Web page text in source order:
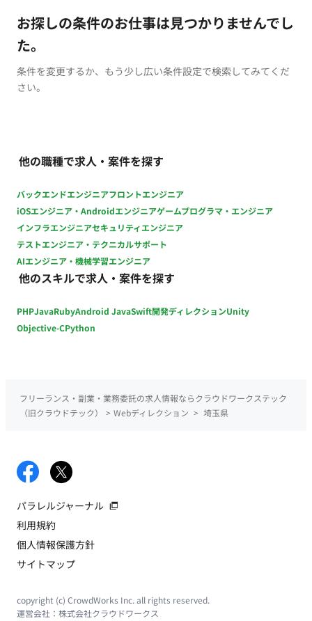
お探しの条件のお仕事は見つかりませんでし
た。
条件を変更するか、もう少し広い条件設定で検索してみてくだ
さい。
他の職種で求人・案件を探す
バックエンドエンジニアフロントエンジニア
iOSエンジニア・Androidエンジニアゲームプログラマ・エンジニア
インフラエンジニアセキュリティエンジニア
テストエンジニア・テクニカルサポート
AIエンジニア・機械学習エンジニア
他のスキルで求人・案件を探す
PHPJavaRubyAndroid JavaSwift開発ディレクションUnity
Objective-CPython
フリーランス・副業・業務委託の求人情報ならクラウドワークステック
（旧クラウドテック）
> Webディレクション > 埼玉県
パラレルジャーナル
利用規約
個人情報保護方針
サイトマップ
copyright (c) CrowdWorks Inc. all rights reserved.
運営会社： 株式会社クラウドワークス